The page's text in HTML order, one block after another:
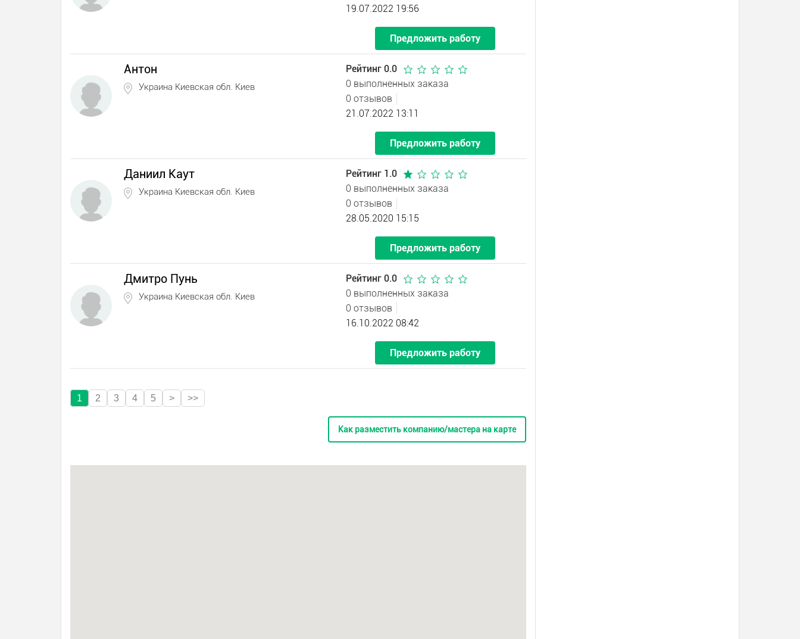
19.07.2022 19:56
Предложить работу
Антон
Украина Киевская обл. Киев
Рейтинг 0.0
0 выполненных заказа
0 отзывов
21.07.2022 13:11
Предложить работу
Даниил Каут
Украина Киевская обл. Киев
Рейтинг 1.0
0 выполненных заказа
0 отзывов
28.05.2020 15:15
Предложить работу
Дмитро Пунь
Украина Киевская обл. Киев
Рейтинг 0.0
0 выполненных заказа
0 отзывов
16.10.2022 08:42
Предложить работу
1 2 3 4 5 > >>
Как разместить компанию/мастера на карте